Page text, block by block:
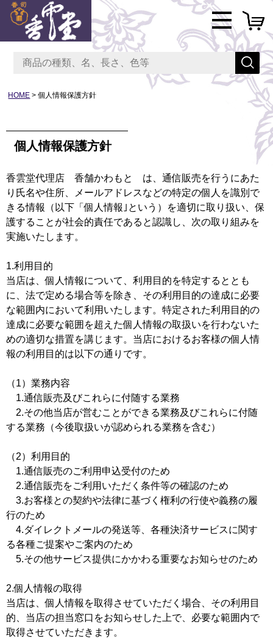
HOME 個人情報保護方針
個人情報保護方針
香雲堂代理店 香舗かわもと は、通信販売を行うにあた
り氏名や住所、メールアドレスなどの特定の個人を識別で
きる情報（以下「個人情報｣という）を適切に取り扱い、保
護することが社会的責任であると認識し、次の取り組みを
実施いたします。
1.利用目的
当店は、個人情報について、利用目的を特定するととも
に、法で定める場合等を除き、その利用目的の達成に必要
な範囲内において利用いたします。特定された利用目的の
達成に必要な範囲を超えた個人情報の取扱いを行わないた
めの適切な措置を講じます。当店におけるお客様の個人情
報の利用目的は以下の通りです。
（1）業務内容
1.通信販売及びこれらに付随する業務
2.その他当店が営むことができる業務及びこれらに付随
する業務（今後取扱いが認められる業務を含む）
（2）利用目的
1.通信販売のご利用申込受付のため
2.通信販売をご利用いただく条件等の確認のため
3.お客様との契約や法律に基づく権利の行使や義務の履
行のため
4.ダイレクトメールの発送等、各種決済サービスに関す
る各種ご提案やご案内のため
5.その他サービス提供にかかわる重要なお知らせのため
2.個人情報の取得
当店は、個人情報を取得させていただく場合、その利用目
的、当店の担当窓口をお知らせした上で、必要な範囲内で
取得させていただきます。